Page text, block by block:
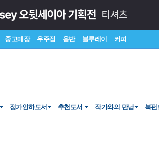
중고매장 우주점 음반 블루레이 커피
정가인하도서 추천도서 작가와의 만남 북펀